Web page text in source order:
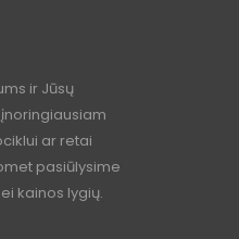
ir Jūsų
ar retai
pasiūlysime
kainos lygių.